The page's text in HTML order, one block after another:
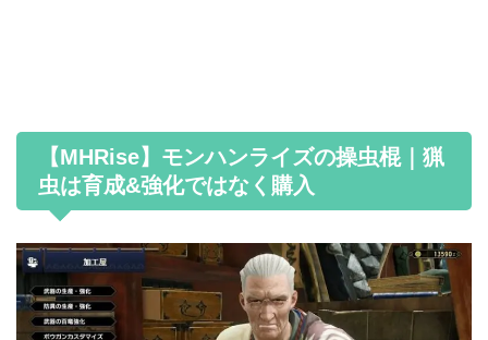
【MHRise】モンハンライズの操虫棍｜猟
虫は育成&強化ではなく購入